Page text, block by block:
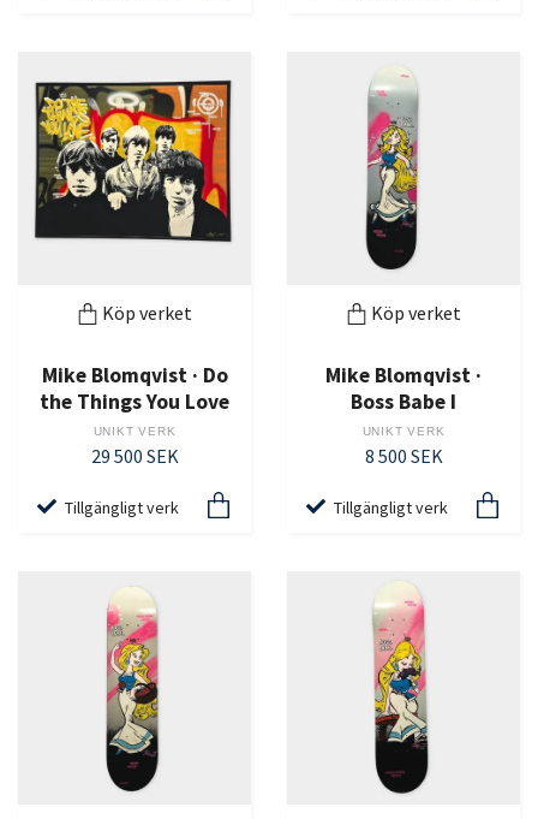
Köp verket
Mike Blomqvist · Do
the Things You Love
UNIKT VERK
29 500 SEK
Tillgängligt verk
Köp verket
Mike Blomqvist ·
Boss Babe I
UNIKT VERK
8 500 SEK
Tillgängligt verk